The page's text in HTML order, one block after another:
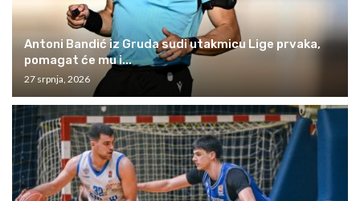
Antoni Bandić iz Gruda sudi utakmicu Lige prvaka,
pomagat će mu i...
27 srpnja, 2026